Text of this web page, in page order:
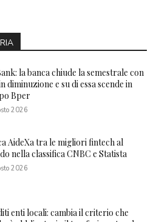
la banca chiude la semestrale con
diminuzione e su di essa scende in
Bper
2026
AideXa tra le migliori fintech al
nella classifica CNBC e Statista
2026
enti locali: cambia il criterio che